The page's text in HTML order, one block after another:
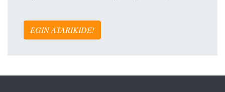
EGIN ATARIKIDE!